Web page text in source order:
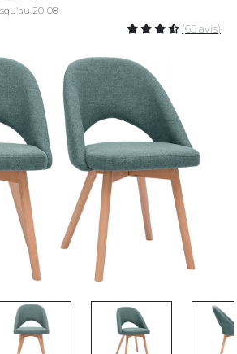
20-08
(65 avis)